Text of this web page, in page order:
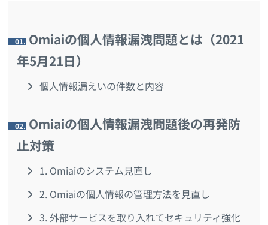
1. Omiaiの個人情報漏洩問題とは（2021
年5月21日）
個人情報漏えいの件数と内容
2. Omiaiの個人情報漏洩問題後の再発防
止対策
1. Omiaiのシステム見直し
2. Omiaiの個人情報の管理方法を見直し
3. 外部サービスを取り入れてセキュリティ強化